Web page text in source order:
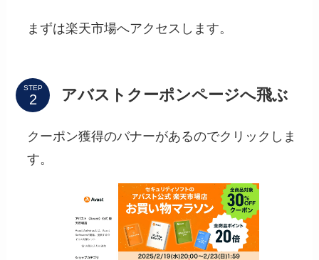
まずは楽天市場へアクセスします。
STEP アバストクーポンページへ飛ぶ
クーポン獲得のバナーがあるのでクリックしま
す。